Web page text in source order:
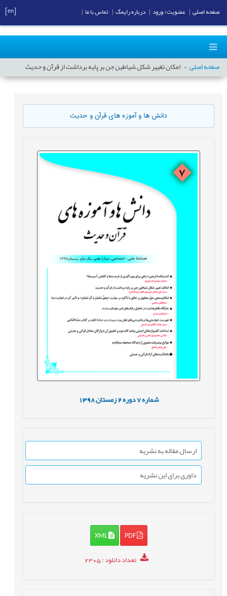
صفحه اصلی امکان تغییر شکل شیاطین جن بر پایه برداشت از قرآن و حدیث
دانش ها و آموزه های قرآن و حدیث
شماره7 دوره2 زمستان1398
ارسال مقاله به نشریه
داوری برای این نشریه
PDF
XML
تعداد دانلود: 2305
صفحه اصلی عضویت/ ورود درباره رایمگ تماس با ما